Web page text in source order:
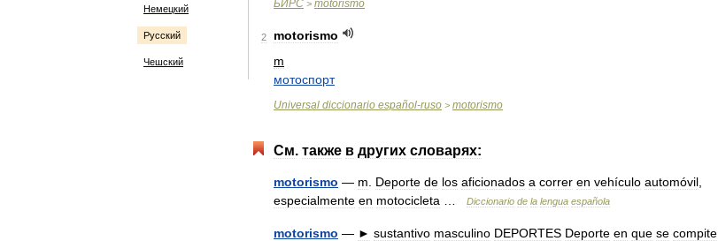
Немецкий
Русский
Чешский
БИРС > motorismo
2
motorismo
m
мотоспорт
Universal diccionario español-ruso > motorismo
См. также в других словарях:
motorismo — m Deporte de los aficionados a correr en vehículo automóvil
especialmente en motocicleta Diccionario de la lengua española
motorismo — ► sustantivo masculino DEPORTES Deporte en que se compite